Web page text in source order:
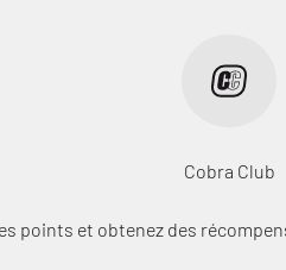
Cobra Club
points et obtenez des